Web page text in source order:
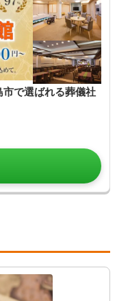
で選ばれる葬儀社